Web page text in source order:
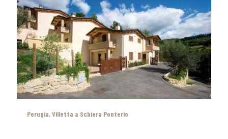
Perugia, Villetta a Schiera Ponterio